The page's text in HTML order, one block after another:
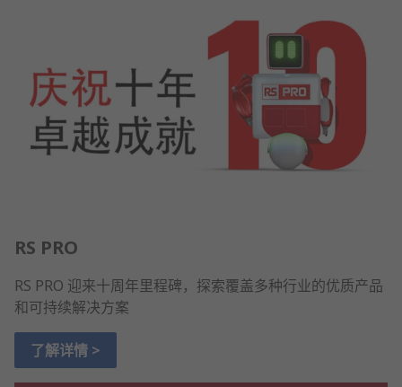
RS PRO
RS PRO 迎来十周年里程碑，探索覆盖多种行业的优质产品
和可持续解决方案
了解详情 >